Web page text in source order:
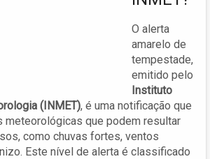
O alerta
amarelo de
tempestade,
emitido pelo
Instituto
(INMET), é uma notificação que
meteorológicas que podem resultar
como chuvas fortes, ventos
Este nível de alerta é classificado